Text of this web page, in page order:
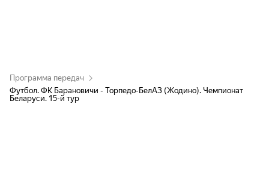
Программа передач
Футбол. ФК Барановичи - Торпедо-БелАЗ (Жодино). Чемпионат
Беларуси. 15-й тур